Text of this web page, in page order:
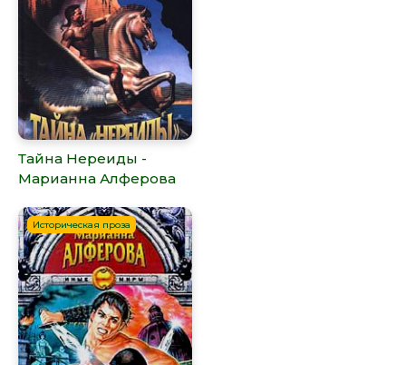
Тайна Нереиды -
Марианна Алферова
Историческая проза